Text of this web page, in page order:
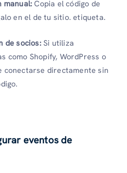
manual:Copia el código de
en el de tu sitio. etiqueta.
de socios:Si utiliza
como Shopify, WordPress o
conectarse directamente sin
eventos de